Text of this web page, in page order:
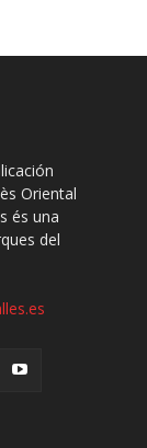
Oriental
és una
del